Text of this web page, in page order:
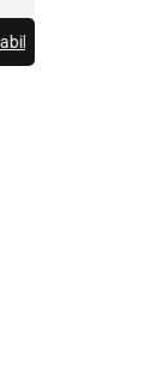
Sulbar